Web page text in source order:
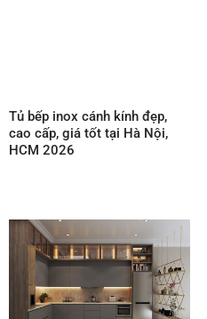
Tủ bếp inox cánh kính đẹp,
cao cấp, giá tốt tại Hà Nội,
HCM 2026